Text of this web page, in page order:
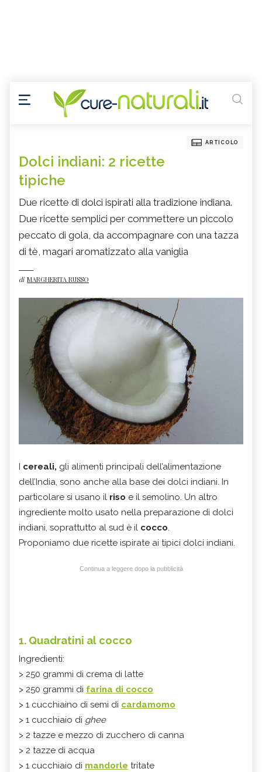
ARTICOLO
Dolci indiani: 2 ricette
tipiche
Due ricette di dolci ispirati alla tradizione indiana.
Due ricette semplici per commettere un piccolo
peccato di gola, da accompagnare con una tazza
di tè, magari aromatizzato alla vaniglia
di MARGHERITA RUSSO
I cereali, gli alimenti principali dell’alimentazione
dell’India, sono anche alla base dei dolci indiani. In
particolare si usano il riso e il semolino. Un altro
ingrediente molto usato nella preparazione di dolci
indiani, soprattutto al sud è il cocco.
Proponiamo due ricette ispirate ai tipici dolci indiani.
Continua a leggere dopo la pubblicità
1. Quadratini al cocco
Ingredienti:
> 250 grammi di crema di latte
> 250 grammi di farina di cocco
> 1 cucchiaino di semi di cardamomo
> 1 cucchiaio di ghee
> 2 tazze e mezzo di zucchero di canna
> 2 tazze di acqua
> 1 cucchiaio di mandorle tritate